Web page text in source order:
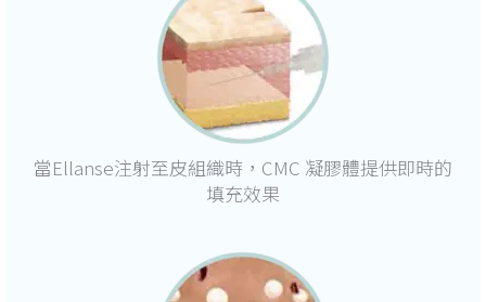
當Ellanse注射至皮組織時，CMC 凝膠體提供即時的
填充效果